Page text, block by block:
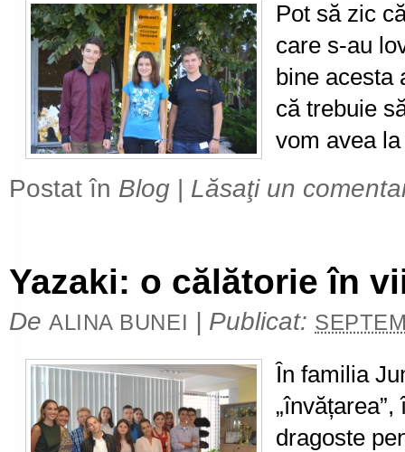
Pot să zic
care s-au
bine acesta
că trebuie
vom avea
Postat în Blog | Lăsaţi un
Yazaki: o călătorie în
De ALINA BUNEI | Publicat:
În familia
dragoste